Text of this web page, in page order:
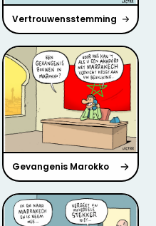
Vertrouwensstemming
Gevangenis Marokko